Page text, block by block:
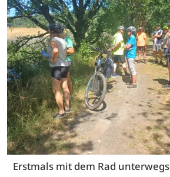
Erstmals mit dem Rad unterwegs